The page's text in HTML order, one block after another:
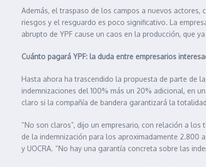
Además, el traspaso de los campos a nuevos actores,
riesgos y el resguardo es poco significativo. La
abrupto de YPF cause un caos en la producción, que
Cuánto pagará YPF: la duda entre empresarios
Hasta ahora ha trascendido la propuesta de parte de
indemnizaciones del 100% más un 20% adicional, en
claro si la compañía de bandera garantizará la
“No son claros”, dijo un empresario, con relación a
de la indemnización para los aproximadamente 2.800
y UOCRA. “No hay una garantía concreta sobre las